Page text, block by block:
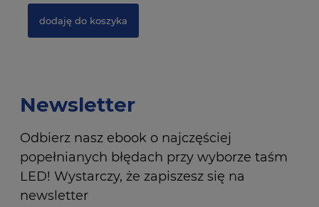
dodaję do koszyka
Newsletter
Odbierz nasz ebook o najczęściej
popełnianych błędach przy wyborze taśm
LED! Wystarczy, że zapiszesz się na
newsletter